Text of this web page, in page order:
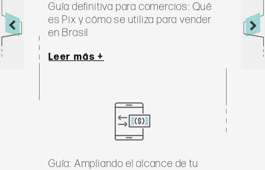
Guía definitiva para comercios: Qué
es Pix y cómo se utiliza para vender
en Brasil
Leer más +
Guía: Ampliando el alcance de tu